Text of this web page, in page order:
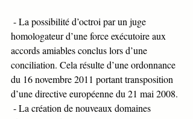
homologateur d’une force exécutoire aux
accords amiables conclus lors d’une
conciliation. Cela résulte d’une ordonnance
du 16 novembre 2011 portant transposition
d’une directive européenne du 21 mai 2008.